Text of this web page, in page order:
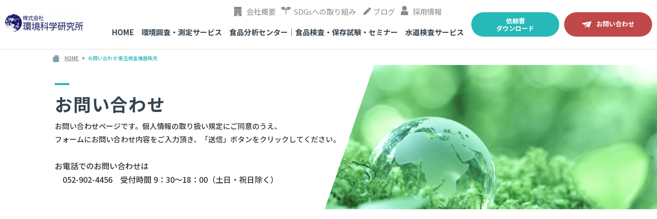
HOME 環境調査・測定サービス 食品分析センター｜食品検査・保存試験・セミナー 水道検査サービス
会社概要 SDGsへの取り組み ブログ 採用情報
依頼書
ダウンロード お問い合わせ
HOME お問い合わせ 衛生検査機器販売
お問い合わせ
お問い合わせページです。個人情報の取り扱い規定にご同意のうえ、
フォームにお問い合わせ内容をご入力頂き、「送信」ボタンをクリックしてください。
お電話でのお問い合わせは
052-902-4456 受付時間 9：30～18：00（土日・祝日除く）